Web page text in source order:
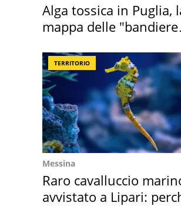
Alga tossica in Puglia,
mappa delle "bandiere
TERRITORIO
Messina
Raro cavalluccio
avvistato a Lipari: